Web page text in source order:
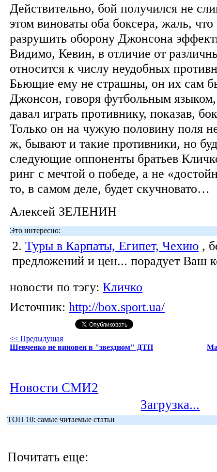
Действительно, бой получился не
этом виноваты оба боксера, жаль,
разрушить оборону Джонсона
Видимо, Кевин, в отличие от
относится к числу неудобных
Бьющие ему не страшны, он их сам
Джонсон, говоря футбольным
давал играть противнику, показав,
Только он на чужую половину поля
ж, бывают и такие противники, но
следующие оппоненты братьев
ринг с мечтой о победе, а не
то, в самом деле, будет скучновато…
Алексей ЗЕЛЕНИН
Это интересно:
2. Туры в Карпаты, Египет, Чехию ,
предложений и цен... порадует Ваш
новости по тэгу: Кличко
Источник: http://box.sport.ua/
<< Предыдущая
Шевченко не виновен в "звездном" ДТП
Новости СМИ2
Загрузка...
ТОП 10: самые читаемые статьи
Почитать еще: